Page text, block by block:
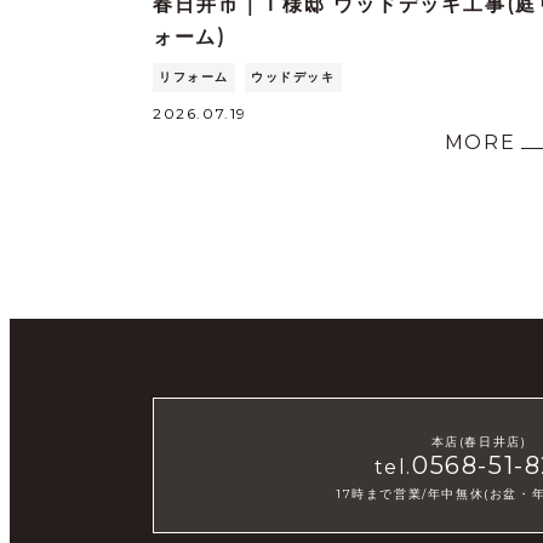
ォーム)
リフォーム ウッドデッキ
2026.07.19
MORE
本店(春日井店)
tel.0568-51-
17時まで営業/年中無休(お盆・